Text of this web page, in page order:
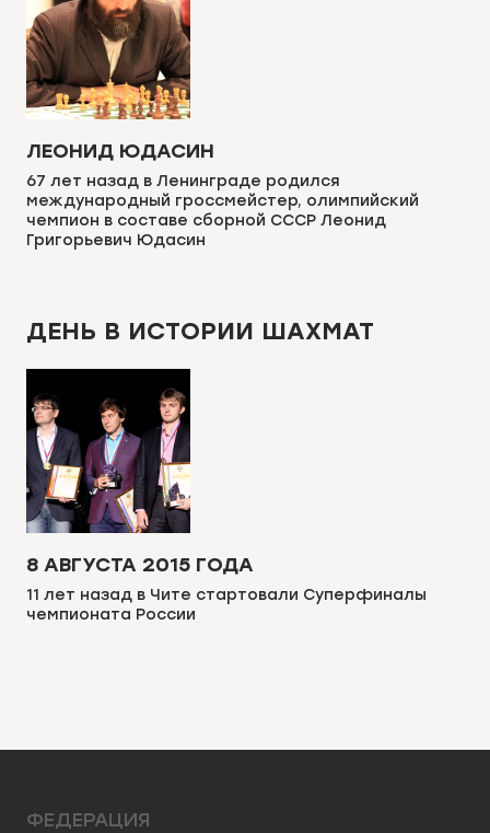
ЛЕОНИД ЮДАСИН
67 лет назад в Ленинграде родился
международный гроссмейстер, олимпийский
чемпион в составе сборной СССР Леонид
Григорьевич Юдасин
ДЕНЬ В ИСТОРИИ ШАХМАТ
8 АВГУСТА 2015 ГОДА
11 лет назад в Чите стартовали Суперфиналы
чемпионата России
ФЕДЕРАЦИЯ